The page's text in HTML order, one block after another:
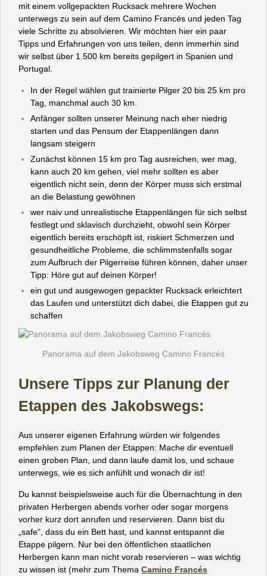
mit einem vollgepackten Rucksack mehrere Wochen
unterwegs zu sein auf dem Camino Francés und jeden Tag
viele Schritte zu absolvieren. Wir möchten hier ein paar
Tipps und Erfahrungen von uns teilen, denn immerhin sind
wir selbst über 1.500 km bereits gepilgert in Spanien und
Portugal.
In der Regel wählen gut trainierte Pilger 20 bis 25 km pro
Tag, manchmal auch 30 km.
Anfänger sollten unserer Meinung nach eher niedrig
starten und das Pensum der Etappenlängen dann
langsam steigern
Zunächst können 15 km pro Tag ausreichen, wer mag,
kann auch 20 km gehen, viel mehr sollten es aber
eigentlich nicht sein, denn der Körper muss sich erstmal
an die Belastung gewöhnen
wer naiv und unrealistische Etappenlängen für sich selbst
festlegt und sklavisch durchzieht, obwohl sein Körper
eigentlich bereits erschöpft ist, riskiert Schmerzen und
gesundheitliche Probleme, die schlimmstenfalls sogar
zum Aufbruch der Pilgerreise führen können, daher unser
Tipp: Höre gut auf deinen Körper!
ein gut und ausgewogen gepackter Rucksack erleichtert
das Laufen und unterstützt dich dabei, die Etappen gut zu
schaffen
Panorama auf dem Jakobsweg Camino Francés
Unsere Tipps zur Planung der
Etappen des Jakobswegs:
Aus unserer eigenen Erfahrung würden wir folgendes
empfehlen zum Planen der Etappen: Mache dir eventuell
einen groben Plan, und dann laufe damit los, und schaue
unterwegs, wie es sich anfühlt und wonach dir ist!
Du kannst beispielsweise auch für die Übernachtung in den
privaten Herbergen abends vorher oder sogar morgens
vorher kurz dort anrufen und reservieren. Dann bist du
„safe“, dass du ein Bett hast, und kannst entspannt die
Etappe pilgern. Nur bei den öffentlichen staatlichen
Herbergen kann man nicht vorab reservieren – was wichtig
zu wissen ist (mehr zum Thema Camino Francés